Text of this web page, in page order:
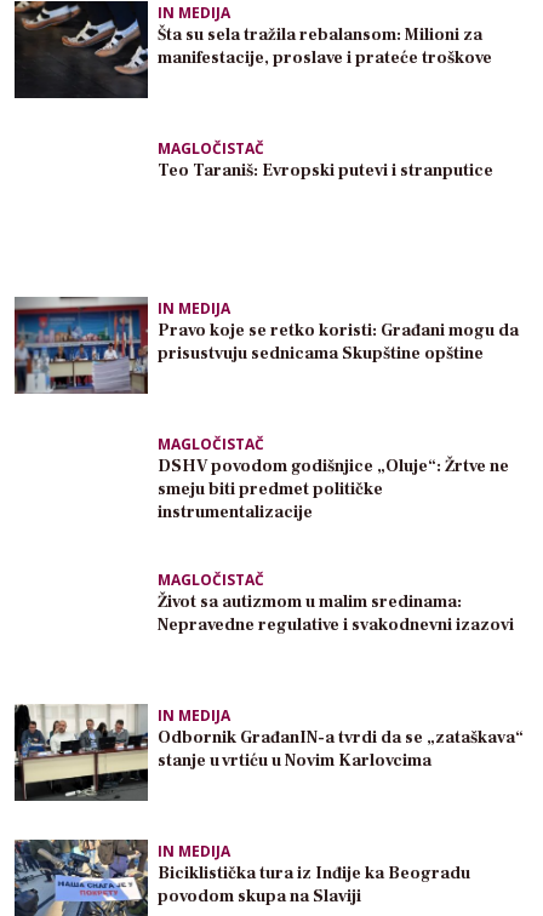
IN MEDIJA
Šta su sela tražila rebalansom: Milioni za
manifestacije, proslave i prateće troškove
MAGLOČISTAČ
Teo Taraniš: Evropski putevi i stranputice
IN MEDIJA
Pravo koje se retko koristi: Građani mogu da
prisustvuju sednicama Skupštine opštine
MAGLOČISTAČ
DSHV povodom godišnjice „Oluje“: Žrtve ne
smeju biti predmet političke
instrumentalizacije
MAGLOČISTAČ
Život sa autizmom u malim sredinama:
Nepravedne regulative i svakodnevni izazovi
IN MEDIJA
Odbornik GrađanIN-a tvrdi da se „zataškava“
stanje u vrtiću u Novim Karlovcima
IN MEDIJA
Biciklistička tura iz Inđije ka Beogradu
povodom skupa na Slaviji